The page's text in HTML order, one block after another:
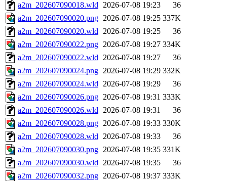
a2m_202607090018.wld 2026-07-08 19:23
36
a2m_202607090020.png 2026-07-08 19:25 337K
a2m_202607090020.wld 2026-07-08 19:25
36
a2m_202607090022.png 2026-07-08 19:27 334K
a2m_202607090022.wld 2026-07-08 19:27
36
a2m_202607090024.png 2026-07-08 19:29 332K
a2m_202607090024.wld 2026-07-08 19:29
36
a2m_202607090026.png 2026-07-08 19:31 333K
a2m_202607090026.wld 2026-07-08 19:31
36
a2m_202607090028.png 2026-07-08 19:33 330K
a2m_202607090028.wld 2026-07-08 19:33
36
a2m_202607090030.png 2026-07-08 19:35 331K
a2m_202607090030.wld 2026-07-08 19:35
36
a2m_202607090032.png 2026-07-08 19:37 333K